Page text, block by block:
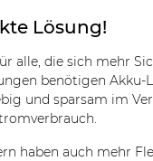
Lösung!
alle, die sich mehr
benötigen
und sparsam im
haben auch mehr